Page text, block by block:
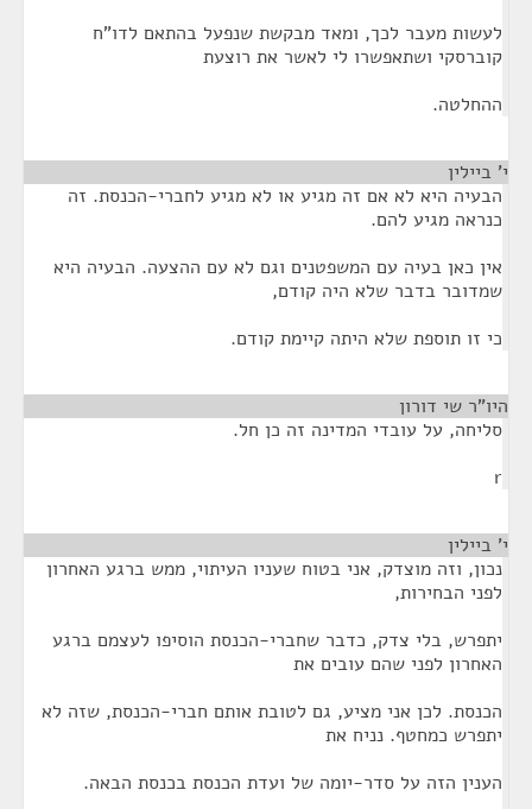
לעשות מעבר לכך, ומאד מבקשת שנפעל בהתאם לדו"ח
קוברסקי ושתאפשרו לי לאשר את רוצעת
ההחלטה.
י' ביילין
הבעיה היא לא אם זה מגיע או לא מגיע לחברי-הכנסת. זה
כנראה מגיע להם.
אין כאן בעיה עם המשפטנים וגם לא עם ההצעה. הבעיה היא
שמדובר בדבר שלא היה קודם,
כי זו תוספת שלא היתה קיימת קודם.
היו"ר שי דורון
סליחה, על עובדי המדינה זה כן חל.
r
י' ביילין
נכון, וזה מוצדק, אני בטוח שעניו העיתוי, ממש ברגע האחרון
לפני הבחירות,
יתפרש, בלי צדק, כדבר שחברי-הכנסת הוסיפו לעצמם ברגע
האחרון לפני שהם עובים את
הכנסת. לכן אני מציע, גם לטובת אותם חברי-הכנסת, שזה לא
יתפרש כמחטף. נניח את
הענין הזה על סדר-יומה של ועדת הכנסת בכנסת הבאה.